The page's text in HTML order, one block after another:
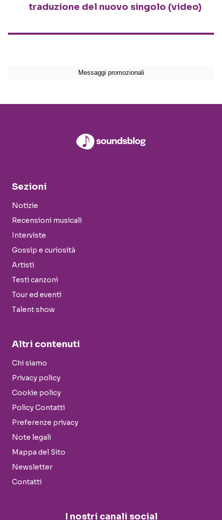
traduzione del nuovo singolo (video)
Sezioni
Notizie
Recensioni musicali
Interviste
Gossip e curiosità
Artisti
Testi canzoni
Tour ed eventi
Talent show
Altri contenuti
Chi siamo
Privacy policy
Cookie policy
Policy Contatti
Preferenze privacy
Note legali
Mappa del Sito
Newsletter
Contatti
I nostri canali social